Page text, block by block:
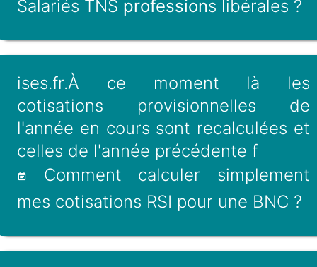
Salariés TNS professions libérales ?
ises.fr.À ce moment là les
cotisations provisionnelles de
l'année en cours sont recalculées et
celles de l'année précédente f
Comment calculer simplement
mes cotisations RSI pour une BNC ?